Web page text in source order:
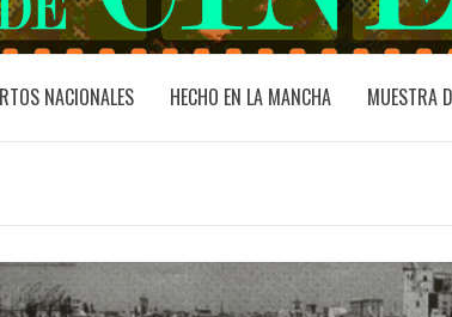
NACIONALES HECHO EN LA MANCHA MUESTRA